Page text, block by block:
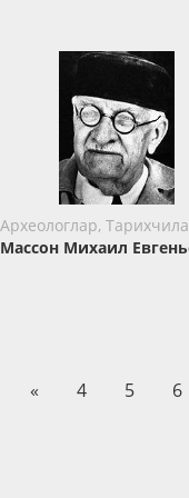
Археологлар,
Массон Михаил
« 4 5 6